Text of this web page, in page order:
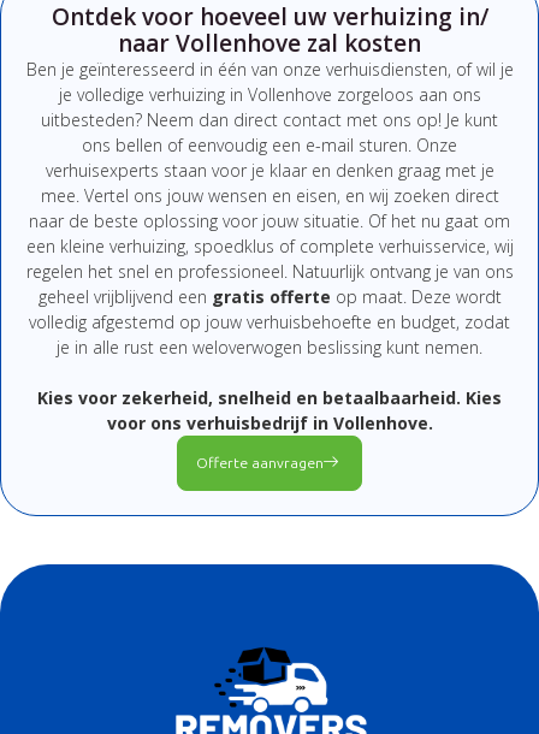
Ontdek voor hoeveel uw verhuizing in/
naar Vollenhove zal kosten
Ben je geïnteresseerd in één van onze verhuisdiensten, ofwil je
je volledige verhuizing in Vollenhove zorgeloos aan ons
uitbesteden? Neem dan direct contact met ons op! Je kunt
ons bellen of eenvoudig een e-mail sturen. Onze
verhuisexperts staan voor je klaar en denken graag met je
mee. Vertel ons jouw wensen en eisen, en wij zoeken direct
naar de beste oplossing voor jouw situatie. Of het nu gaat om
een kleine verhuizing, spoedklus of complete verhuisservice, wij
regelen het snel en professioneel. Natuurlijk ontvang je van ons
geheel vrijblijvend een gratis offerte op maat. Deze wordt
volledig afgestemd op jouw verhuisbehoefte en budget, zodat
je in alle rust een weloverwogen beslissing kunt nemen.
Kies voor zekerheid, snelheid en betaalbaarheid. Kies
voor ons verhuisbedrijf in Vollenhove.
Offerte aanvragen